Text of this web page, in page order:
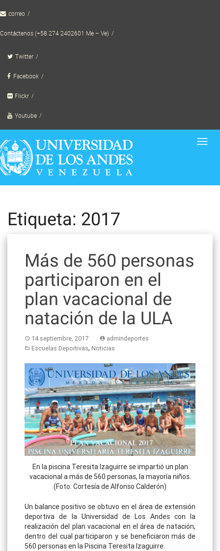
to correo
Contáctenos (+58 274 2402601 Me – Ve)
Twitter
Facebook
Flickr
Youtube
Etiqueta: 2017
Más de 560 personas
participaron en el
plan vacacional de
natación de la ULA
14 septiembre, 2017
admindeportes
Escuelas Deportivas, Noticias
En la piscina Teresita Izaguirre se impartió un plan
vacacional a más de 560 personas, la mayoría niños.
(Foto: Cortesía de Alfonso Calderón)
Un balance positivo se obtuvo en el área de extensión
deportiva de la Universidad de Los Andes con la
realización del plan vacacional en el área de natación,
dentro del cual participaron y se beneficiaron más de
560 personas en la Piscina Teresita Izaguirre.